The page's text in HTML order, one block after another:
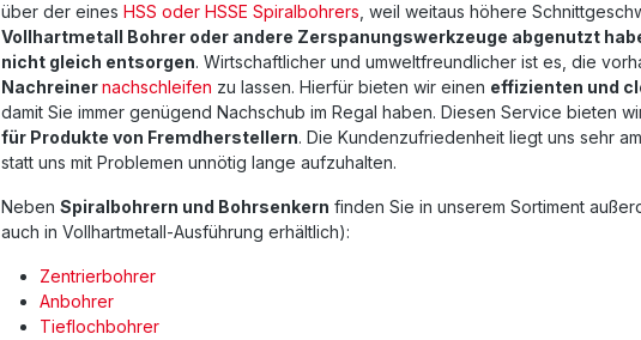
über der eines HSS oder HSSE Spiralbohrers , weil weitaus höhere
Vollhartmetall Bohrer oder andere Zerspanungswerkzeuge abgenutzt
nicht gleich entsorgen. Wirtschaftlicher und umweltfreundlicher ist es, die
Nachreinernachschleifen zu lassen. Hierfür bieten wir einen effizienten und
damit Sie immer genügend Nachschub im Regal haben. Diesen Service bieten
für Produkte von Fremdherstellern. Die Kundenzufriedenheit liegt uns sehr
statt uns mit Problemen unnötig lange aufzuhalten.
Neben Spiralbohrern und Bohrsenkern finden Sie in unserem Sortiment
auch in Vollhartmetall-Ausführung erhältlich):
Zentrierbohrer
Anbohrer
Tieflochbohrer